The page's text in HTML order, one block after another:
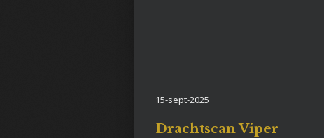
15-sept-2025
Drachtscan Viper